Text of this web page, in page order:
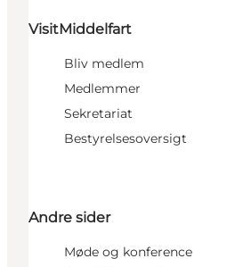
VisitMiddelfart
Bliv medlem
Medlemmer
Sekretariat
Bestyrelsesoversigt
Andre sider
Møde og konference